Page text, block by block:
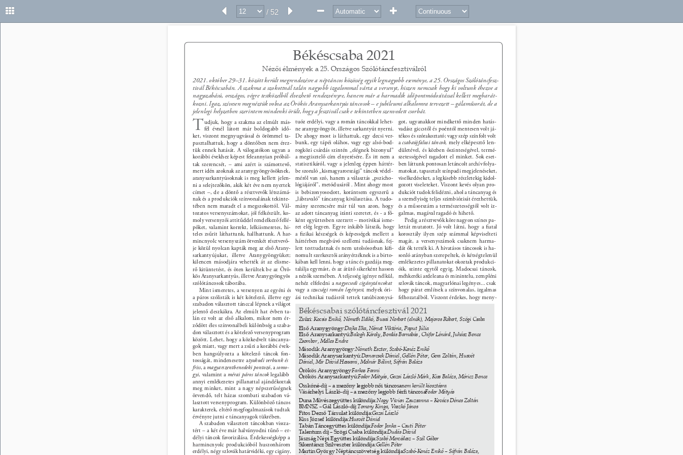
/ 52
Békéscsaba 2021
Nézői élmények a 25. Országos Szólótáncfesztiválról
2021. október 29–31. között került megrendezésre a néptáncos közösség egyik legnagyobb eseménye, a 25. Országos Szólótáncfesz-
tivál Békéscsabán. A szakma a szokottnál talán nagyobb izgalommal várta a versenyt, hiszen nemcsak hogy ki voltunk éhezve a
nagyszabású, országos, végre testközelből élvezhető rendezvényre, hanem már a harmadik időpontmódosítással kellett megbarát-
kozni. Igaz, szívesen megnéztük volna az Örökös Aranysarkantyús táncosok – e jubileumi alkalomra tervezett – gálaműsorát, de a
jelenlegi helyzetben szerintem mindenki örült, hogy a fesztivál csak e tekintetben szenvedett csorbát.
T udjuk, hogy a szakma az elmúlt más-
fél évnél látott már boldogabb idő-
ket, viszont megnyugvással és örömmel ta-
pasztalhattuk, hogy a döntőben nem érez-
tük ennek hatását. A válogatókon ugyan a
korábbi évekhez képest feleannyian próbál-
tak szerencsét, – ami azért is számottevő,
mert idén azoknak az aranygyöngyösöknek,
aranysarkantyúsoknak is meg kellett jelen-
ni a selejtezőkön, akik két éve nem nyertek
címet –, de a döntő a résztvevők létszámá-
nak és a produkciók színvonalának tekinte-
tében nem maradt el a megszokottól. Vál-
tozatos versenyszámokat, jól felkészült, ko-
moly versenyzői attitűddel rendelkező fellé-
pőket, valamint korrekt, lelkiismeretes, hi-
teles zsűrit láthattunk, hallhattunk. A har-
mincnyolc versenyszám ötvenkét résztvevő-
je közül nyolcan kapták meg az első Arany-
sarkantyújukat, illetve Aranygyöngyüket;
kilencen másodjára vehették át az elisme-
rő kitüntetést, és öten kerültek be az Örö-
kös Aranysarkantyús, illetve Aranygyöngyös
szólótáncosok táborába.
Mint ismeretes, a versenyen az egyéni és
a páros szólisták is két kötelező, illetve egy
szabadon választott tánccal lépnek a világot
jelentő deszkákra. Az elmúlt hat évben ta-
lán ez volt az első alkalom, mikor nem ér-
ződött éles színvonalbeli különbség a szaba-
don választott és a kötelező versenyprogram
között. Lehet, hogy a közkedvelt táncanya-
gok miatt, vagy mert a zsűri a korábbi évek-
ben hangsúlyozta a kötelező táncok fon-
tosságát, mindenesetre a tyukodi verbunk és
friss, a magyarszentbenedeki pontozó, a somo-
gyi, valamint a mérai páros táncok legalább
annyi emlékezetes pillanattal ajándékoztak
meg minket, mint a nagy népszerűségnek
örvendő, telt házas szombati szabadon vá-
lasztott versenyprogram. Különböző táncos
karakterek, eltérő megfogalmazások tudtak
érvényre jutni e táncanyagok tükrében.
A szabadon választott táncokban vissza-
tért – a két éve már halványodni tűnő – er-
délyi táncok favorizálása. Érdekességképp a
harmincnyolc produkcióból huszonhárom
erdélyi, négy szlovák határvidéki, egy cigány,
tuóz erdélyi, vagy a román táncokkal lehet-
ne aranygyöngyöt, illetve sarkantyút nyerni.
De ahogy most is láthattuk, egy decsi ver-
bunk, egy tápéi oláhos, vagy egy alsó-bod-
rogközi csárdás szintén „elégnek bizonyul”
a megtisztelő cím elnyerésére. És itt nem a
statisztikáról, vagy a jelenleg éppen háttér-
be szoruló „kismagyarországi” táncok védel-
méről van szó, hanem a választás „pszicho-
lógiájáról”, metódusáról . Mint ahogy most
is bebizonyosodott, korántsem egyszerű a
„lábravaló” táncanyag kiválasztása. A tudo-
mány szerencsére már túl van azon, hogy
az adott táncanyag iránti szeretet, és - a fő-
ként együttesben szerzett – motivikai isme-
ret elég legyen. Egyre inkább látszik, hogy
a ﬁzikai készségek és képességek mellett a
háttérben megbúvó szellemi tudásnak, fej-
lett testtudatnak és nem utolsósorban kiﬁ-
nomult szerkesztői arányérzéknek is a birto-
kában kell lenni, hogy a tánc és gazdája meg-
találja egymást, és az átütő sikerként hasson
a nézők szemében. A teljesség igénye nélkül,
nehéz elfeledni a nagyecsedi cigánytáncokat
vagy a szucsági román legényest, melyek óri-
ási technikai tudásról tettek tanúbizonysá-
got, ugyanakkor mindkettő minden hatás-
vadász giccstől és poéntól mentesen volt já-
tékos és szórakoztató; vagy szép színfolt volt
a csabaújfalusi táncok, mely elképesztő len-
dületével, és közben őszinteségével, termé-
szetességével ragadott el minket. Sok eset-
ben láttunk pontosan letáncolt archív folya-
matokat, tapasztalt színpadi megjelenéseket,
viselkedéseket, a legkisebb részletekig kidol-
gozott viseleteket. Viszont kevés olyan pro-
dukciót tudok felidézni, ahol a táncanyag és
a személyiség teljes szimbiózisát érezhettük,
és a műsorszám a természetességtől volt iz-
galmas, magával ragadó és hihető.
Pedig a résztvevők köre nagyon színes pa-
lettát mutatott. Jó volt látni, hogy a ﬁatal
korosztály ilyen szép számmal képviselteti
magát, a versenyszámok csaknem harma-
dát ők tették ki. A hivatásos táncosok is ha-
sonló arányban szerepeltek, és kétségtelenül
emlékezetes pillanatokat okoztak produkci-
óik, szinte egytől egyig. Madocsai táncok,
méhkeréki ardeleana és minintelu, zempléni
szlovák táncok, magyarlónai legényes... csak
hogy párat említsek a színvonalas, izgalmas
felhozatalból. Viszont érdekes, hogy meny-
Békéscsabai szólótáncfesztivál 2021
Zsűri: Kocsis Enikő, Németh Ildikó, Busai Norbert (elnök), Majoros Róbert, Szögi Csaba
Első Aranygyöngy: Dajka Ilka , Német Viktória , Paput Júlia
Első Aranysarkantyú: Balogh Károly, Bordás Barnabás , Chifor Lénárd, Juhász Bence
Zsombor, Melles Endre
Második Aranygyöngy: Németh Eszter, Szabó-Kenéz Enikő
Második Aranysarkantyú: Demarcsek Dániel , Gellén Péter, Gera Zoltán, Husvét
Dániel, Mir Dávid Hessami, Molnár Bálint, Sáfrán Balázs
Örökös Aranygyöngy: Farkas Fanni
Örökös Aranysarkantyú: Fodor Mátyás, Gazsi László Márk , Kiss Balázs, Móricz Bence
Osskóné-díj – a mezőny legjobb női táncosa: nem került kiosztásra
Vásárhelyi László-díj – a mezőny legjobb férﬁ táncosa: Fodor Mátyás
Duna Művészegyüttes különdíja: Nagy Vivien Zsuzsanna – Kovács Dénes Zoltán
BMNSZ – Gál László-díj: Tomory Kinga, Vaszkó János
Fitos Dezső Társulat különdíja: Gazsi László
Kiss József különdíja: Husvét Dániel
Tabán Táncegyüttes különdíja: Fodor Janka – Csuti Péter
Talentum díj – Szögi Csaba különdíja: Dudás Dávid
Jászság Népi Együttes különdíja: Szabó Mercédesz – Szél Gábor
Sikentáncz Szilveszter különdíja: Gellén Péter
Martin György Néptáncszövetség különdíja: Szabó-Kenéz Enikő – Sáfrán Balázs,